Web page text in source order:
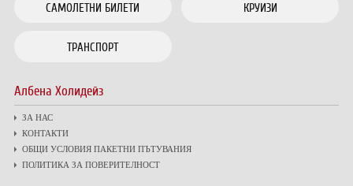
САМОЛЕТНИ БИЛЕТИ КРУИЗИ
ТРАНСПОРТ
Албена Холидейз
ЗА НАС
КОНТАКТИ
ОБЩИ УСЛОВИЯ ПАКЕТНИ ПЪТУВАНИЯ
ПОЛИТИКА ЗА ПОВЕРИТЕЛНОСТ